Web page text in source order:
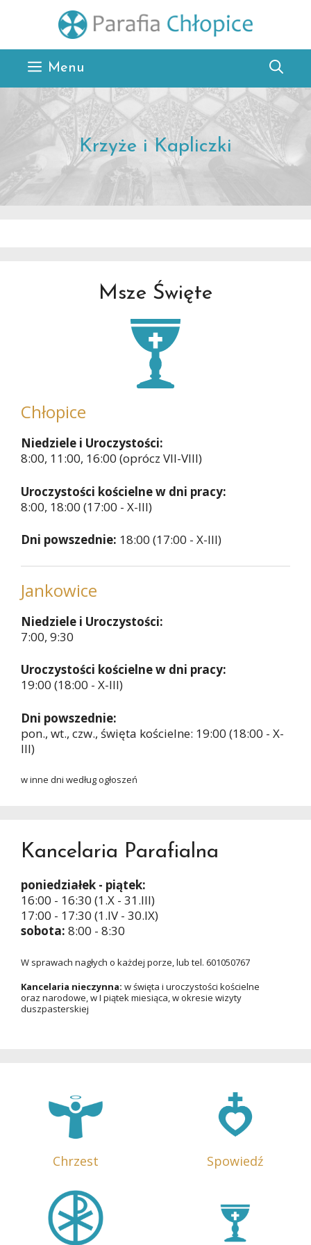
Menu
Krzyże i Kapliczki
Msze Święte
Chłopice
Niedziele i Uroczystości:
8:00, 11:00, 16:00 (oprócz VII-VIII)
Uroczystości kościelne w dni pracy:
8:00, 18:00 (17:00 - X-III)
Dni powszednie: 18:00 (17:00 - X-III)
Jankowice
Niedziele i Uroczystości:
7:00, 9:30
Uroczystości kościelne w dni pracy:
19:00 (18:00 - X-III)
Dni powszednie:
pon., wt., czw., święta kościelne: 19:00 (18:00 - X-
III)
w inne dni według ogłoszeń
Kancelaria Parafialna
poniedziałek - piątek:
16:00 - 16:30 (1.X - 31.III)
17:00 - 17:30 (1.IV - 30.IX)
sobota: 8:00 - 8:30
W sprawach nagłych o każdej porze, lub tel. 601050767
Kancelaria nieczynna: w święta i uroczystości kościelne
oraz narodowe, w I piątek miesiąca, w okresie wizyty
duszpasterskiej
Chrzest Spowiedź